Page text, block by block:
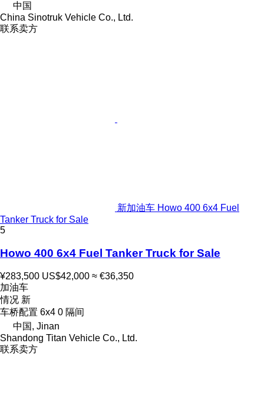
中国
China Sinotruk Vehicle Co., Ltd.
联系卖方
新加油车 Howo 400 6x4 Fuel
Tanker Truck for Sale
5
Howo 400 6x4 Fuel Tanker Truck for Sale
¥283,500 US$42,000 ≈ €36,350
加油车
情况 新
车桥配置 6x4 0 隔间
中国, Jinan
Shandong Titan Vehicle Co., Ltd.
联系卖方